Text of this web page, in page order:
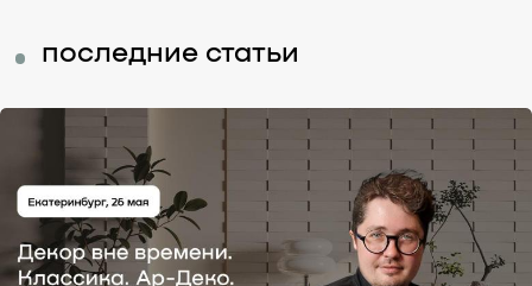
последние статьи